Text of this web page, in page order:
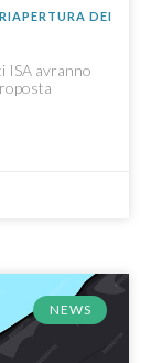
DEI
ISA avranno
NEWS